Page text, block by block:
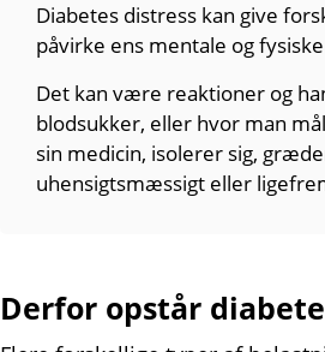
Diabetes distress kan give
påvirke ens mentale og
Det kan være reaktioner og
blod­sukker, eller hvor man
sin medicin, isolerer sig,
uhensigts­mæssigt eller
Derfor opstår